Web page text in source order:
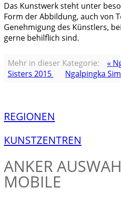
Das Kunstwerk steht unter
Form der Abbildung, auch von
Genehmigung des Künstlers,
gerne behilflich sind.
Mehr in dieser Kategorie:
«
Sisters 2015
Ngalpingka
REGIONEN
KUNSTZENTREN
ANKER
MOBILE